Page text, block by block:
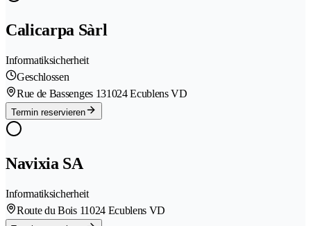
Calicarpa Sàrl
Informatiksicherheit
Geschlossen
Rue de Bassenges 131024 Ecublens VD
Termin reservieren
Navixia SA
Informatiksicherheit
Route du Bois 11024 Ecublens VD